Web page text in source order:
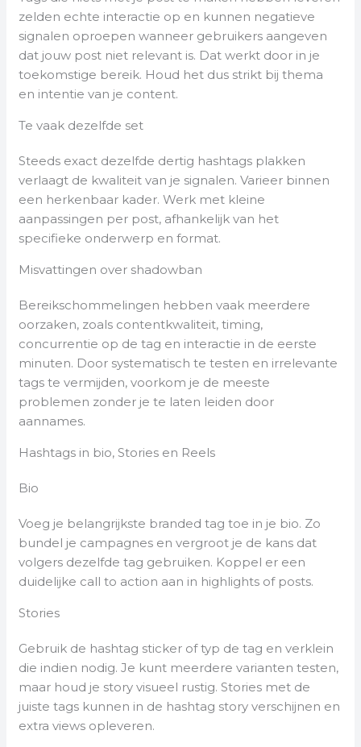
zelden echte interactie op en kunnen negatieve
signalen oproepen wanneer gebruikers aangeven
dat jouw post niet relevant is. Dat werkt door in je
toekomstige bereik. Houd het dus strikt bij thema
en intentie van je content.
Te vaak dezelfde set
Steeds exact dezelfde dertig hashtags plakken
verlaagt de kwaliteit van je signalen. Varieer binnen
een herkenbaar kader. Werk met kleine
aanpassingen per post, afhankelijk van het
specifieke onderwerp en format.
Misvattingen over shadowban
Bereikschommelingen hebben vaak meerdere
oorzaken, zoals contentkwaliteit, timing,
concurrentie op de tag en interactie in de eerste
minuten. Door systematisch te testen en irrelevante
tags te vermijden, voorkom je de meeste
problemen zonder je te laten leiden door
aannames.
Hashtags in bio, Stories en Reels
Bio
Voeg je belangrijkste branded tag toe in je bio. Zo
bundel je campagnes en vergroot je de kans dat
volgers dezelfde tag gebruiken. Koppel er een
duidelijke call to action aan in highlights of posts.
Stories
Gebruik de hashtag sticker of typ de tag en verklein
die indien nodig. Je kunt meerdere varianten testen,
maar houd je story visueel rustig. Stories met de
juiste tags kunnen in de hashtag story verschijnen en
extra views opleveren.